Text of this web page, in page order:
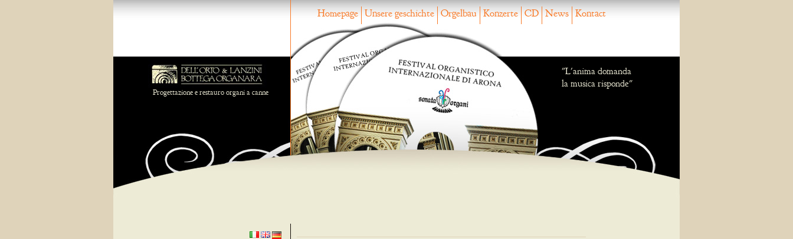
Homepage Unsere geschichte Orgelbau Konzerte CD News Kontact
Progettazione e restauro organi a canne
"L'anima domanda
la musica risponde"